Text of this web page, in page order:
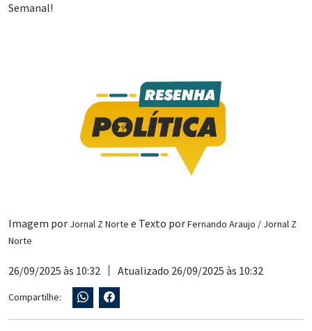
Semanal!
Imagem por Jornal Z Norte e Texto porFernando Araujo / Jornal Z
Norte
26/09/2025 às 10:32 Atualizado 26/09/2025 às 10:32
Compartilhe: